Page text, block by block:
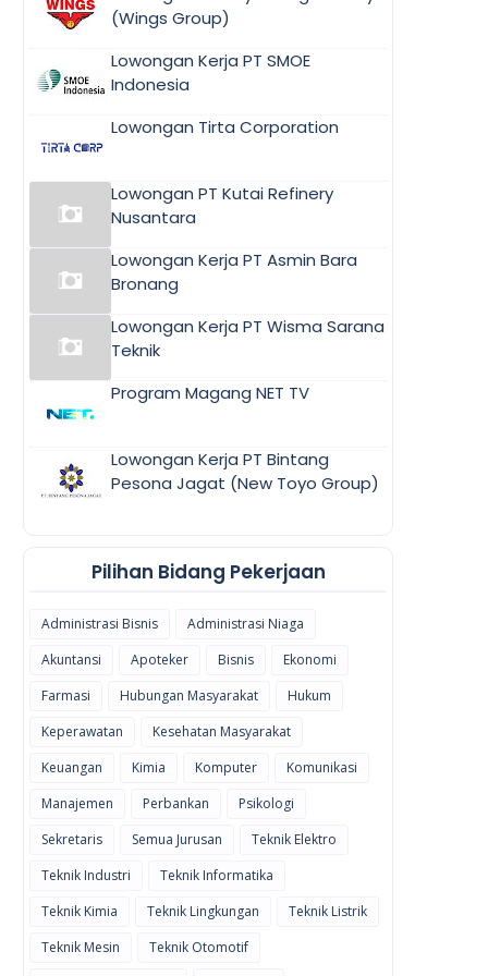
(Wings Group)
Lowongan Kerja PT SMOE
Indonesia
Lowongan Tirta Corporation
Lowongan PT Kutai Refinery
Nusantara
Lowongan Kerja PT Asmin Bara
Bronang
Lowongan Kerja PT Wisma Sarana
Teknik
Program Magang NET TV
Lowongan Kerja PT Bintang
Pesona Jagat (New Toyo Group)
Pilihan Bidang Pekerjaan
Administrasi Bisnis
Administrasi Niaga
Akuntansi
Apoteker Bisnis
Ekonomi
Farmasi
Hubungan Masyarakat
Hukum
Keperawatan
Kesehatan Masyarakat
Keuangan
Kimia Komputer
Komunikasi
Manajemen
Perbankan
Psikologi
Sekretaris
Semua Jurusan
Teknik Elektro
Teknik Industri
Teknik Informatika
Teknik Kimia
Teknik Lingkungan
Teknik Listrik
Teknik Mesin
Teknik Otomotif